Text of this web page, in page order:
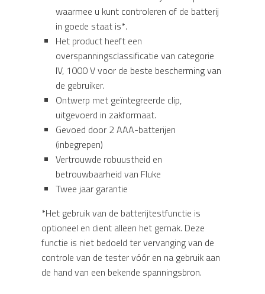
waarmee u kunt controleren of de batterij
in goede staat is*.
Het product heeft een
overspanningsclassificatie van categorie
IV, 1000 V voor de beste bescherming van
de gebruiker.
Ontwerp met geïntegreerde clip,
uitgevoerd in zakformaat.
Gevoed door 2 AAA-batterijen
(inbegrepen)
Vertrouwde robuustheid en
betrouwbaarheid van Fluke
Twee jaar garantie
*Het gebruik van de batterijtestfunctie is
optioneel en dient alleen het gemak. Deze
functie is niet bedoeld ter vervanging van de
controle van de tester vóór en na gebruik aan
de hand van een bekende spanningsbron.